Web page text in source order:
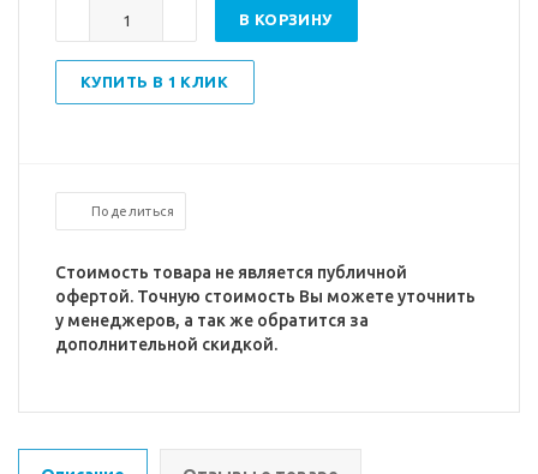
В КОРЗИНУ
КУПИТЬ В 1 КЛИК
Поделиться
Стоимость товара не является публичной
офертой. Точную стоимость Вы можете уточнить
у менеджеров, а так же обратится за
дополнительной скидкой.